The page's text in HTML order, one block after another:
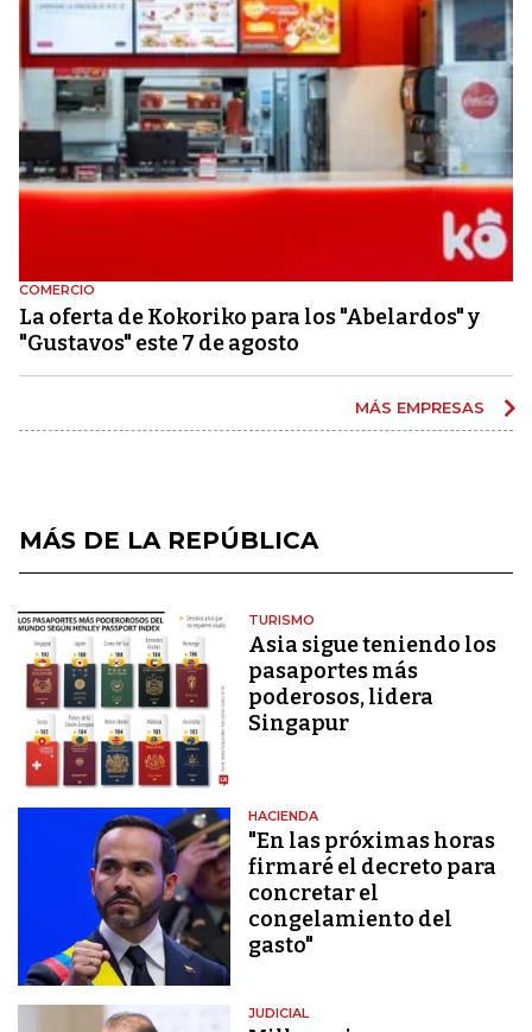
COMERCIO
La oferta de Kokoriko para los "Abelardos" y
"Gustavos" este 7 de agosto
MÁS EMPRESAS
MÁS DE LA REPÚBLICA
TURISMO
Asia sigue teniendo los
pasaportes más
poderosos, lidera
Singapur
HACIENDA
"En las próximas horas
firmaré el decreto para
concretar el
congelamiento del
gasto"
JUDICIAL